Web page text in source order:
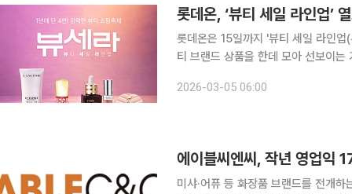
롯데온, ‘뷰티 세일 라인업’
롯데온은 15일까지 '뷰티 세일 라인업(뷰세라)'을
티 브랜드 상품을 한데 모아 선보이
다, 바비 브라운 등 프리미엄 브랜드
2026-03-05 06:00
에이블씨엔씨, 작년 영업
미샤·어퓨 등 화장품 브랜드를 전개